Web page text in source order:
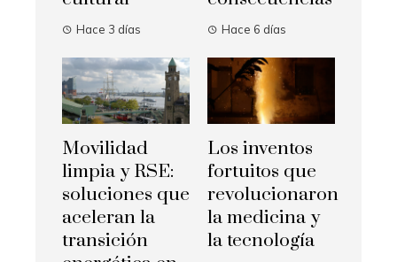
Hace 3 días Hace 6 días
Movilidad
limpia y RSE:
soluciones que
aceleran la
transición
Los inventos
fortuitos que
revolucionaron
la medicina y
la tecnología